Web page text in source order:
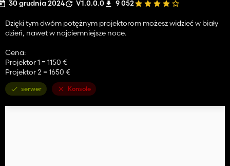
30 grudnia 2024 V1.0.0.0 9 052
Dzięki tym dwóm potężnym projektorom możesz widzieć w biały
dzień, nawet w najciemniejsze noce.
Cena:
Projektor 1 = 1150 €
Projektor 2 = 1650 €
serwer Konsole